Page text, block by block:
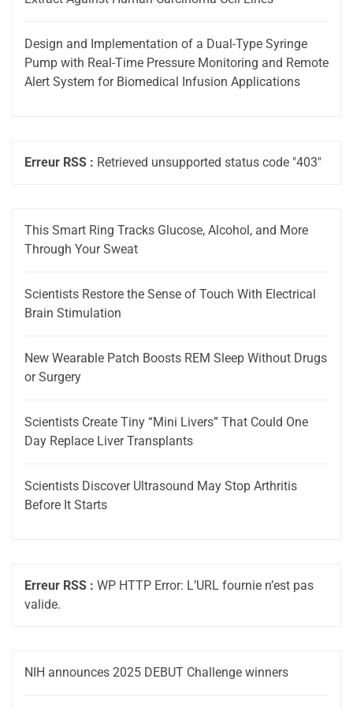
Design and Implementation of a Dual-Type Syringe
Pump with Real-Time Pressure Monitoring and Remote
Alert System for Biomedical Infusion Applications
Erreur RSS : Retrieved unsupported status code "403"
This Smart Ring Tracks Glucose, Alcohol, and More
Through Your Sweat
Scientists Restore the Sense of Touch With Electrical
Brain Stimulation
New Wearable Patch Boosts REM Sleep Without Drugs
or Surgery
Scientists Create Tiny “Mini Livers” That Could One
Day Replace Liver Transplants
Scientists Discover Ultrasound May Stop Arthritis
Before It Starts
Erreur RSS : WP HTTP Error: L’URL fournie n’est pas
valide.
NIH announces 2025 DEBUT Challenge winners